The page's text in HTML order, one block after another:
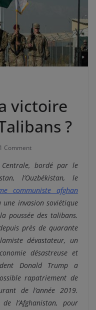
victoire
?
1 Comment
Centrale, bordé par le
l’Ouzbékistan, le
communiste afghan
invasion soviétique
poussée des talibans.
près de quarante
dévastateur, un
désastreuse et
Donald Trump a
rapatriement de
de l’année 2019.
l’Afghanistan, pour